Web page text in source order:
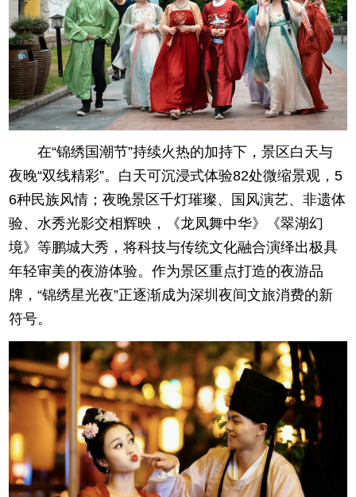
在“锦绣国潮节”持续火热的加持下，景区白天与
夜晚“双线精彩”。白天可沉浸式体验82处微缩景观，5
6种民族风情；夜晚景区千灯璀璨、国风演艺、非遗体
验、水秀光影交相辉映，《龙凤舞中华》《翠湖幻
境》等鹏城大秀，将科技与传统文化融合演绎出极具
年轻审美的夜游体验。作为景区重点打造的夜游品
牌，“锦绣星光夜”正逐渐成为深圳夜间文旅消费的新
符号。